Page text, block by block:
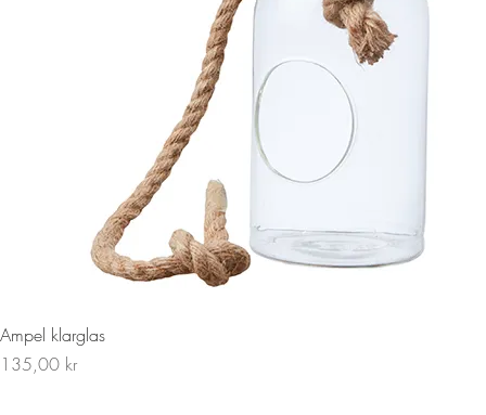
Ampel klarglas
Pris
135,00 kr